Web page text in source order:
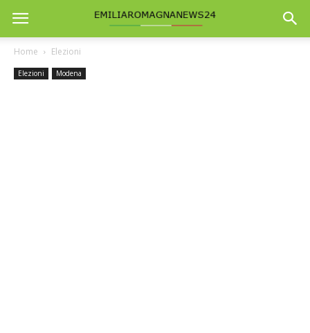
Home Elezioni
Elezioni Modena